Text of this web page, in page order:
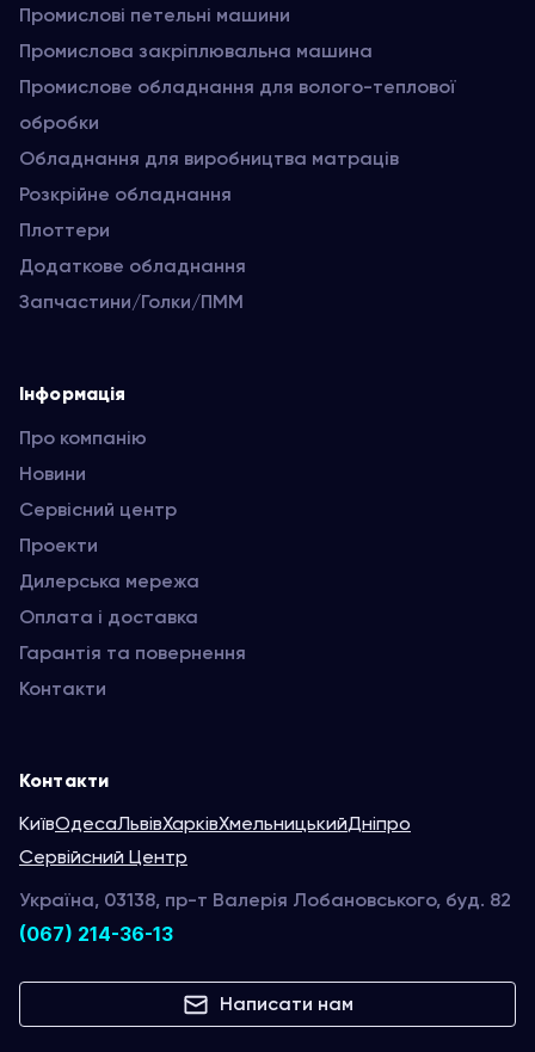
Промислові петельні машини
Промислова закріплювальна машина
Промислове обладнання для волого-теплової
обробки
Обладнання для виробництва матраців
Розкрійне обладнання
Плоттери
Додаткове обладнання
Запчастини/Голки/ПММ
Інформація
Про компанію
Новини
Сервісний центр
Проекти
Дилерська мережа
Оплата і доставка
Гарантія та повернення
Контакти
Контакти
КиївОдесаЛьвівХарківХмельницькийДніпро
Сервійсний Центр
Україна, 03138, пр-т Валерія Лобановського, буд. 82
(067) 214-36-13
Написати нам